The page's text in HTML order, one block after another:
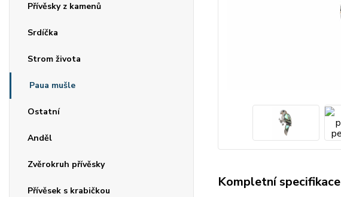
Přívěsky z kamenů
Srdíčka
Strom života
Paua mušle
Ostatní
Anděl
Zvěrokruh přívěsky
Přívěsek s krabičkou
Kompletní specifikace